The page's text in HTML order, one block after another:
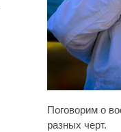
Поговорим о
разных черт.